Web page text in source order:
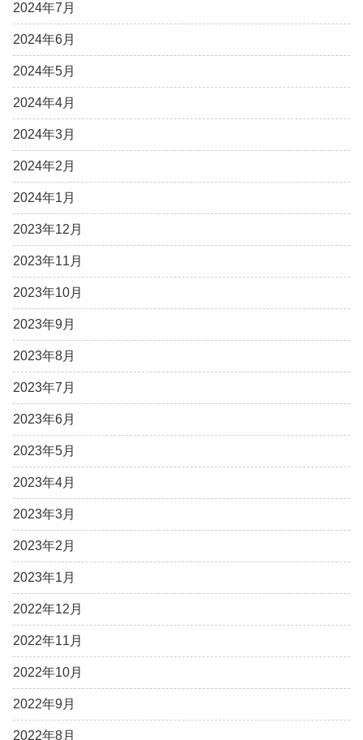
2024年7月
2024年6月
2024年5月
2024年4月
2024年3月
2024年2月
2024年1月
2023年12月
2023年11月
2023年10月
2023年9月
2023年8月
2023年7月
2023年6月
2023年5月
2023年4月
2023年3月
2023年2月
2023年1月
2022年12月
2022年11月
2022年10月
2022年9月
2022年8月